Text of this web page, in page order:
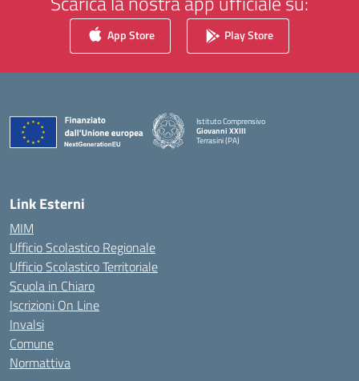
App Store Play Store
Istituto Comprensivo
Giovanni XXIII
Terrasini (PA)
Link Esterni
MIM
Ufficio Scolastico Regionale
Ufficio Scolastico Territoriale
Scuola in Chiaro
Iscrizioni On Line
Invalsi
Comune
Normattiva